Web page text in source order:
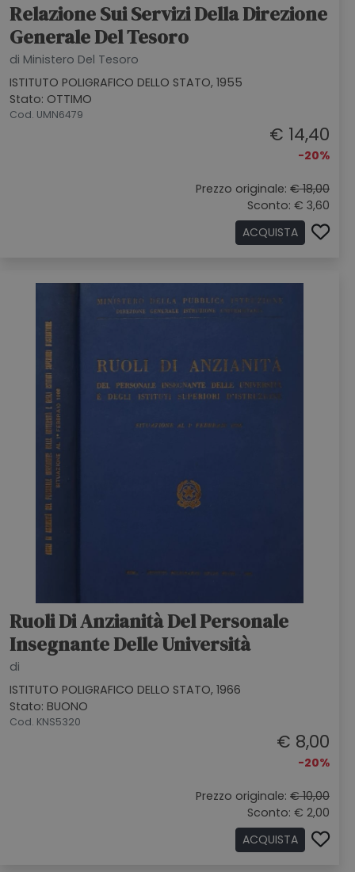
Relazione Sui Servizi Della Direzione
Generale Del Tesoro
di Ministero Del Tesoro
ISTITUTO POLIGRAFICO DELLO STATO, 1955
Stato: OTTIMO
Cod. UMN6479
€ 14,40
-20%
Prezzo originale: € 18,00
Sconto: € 3,60
ACQUISTA
Ruoli Di Anzianità Del Personale
Insegnante Delle Università
di
ISTITUTO POLIGRAFICO DELLO STATO, 1966
Stato: BUONO
Cod. KNS5320
€ 8,00
-20%
Prezzo originale: € 10,00
Sconto: € 2,00
ACQUISTA